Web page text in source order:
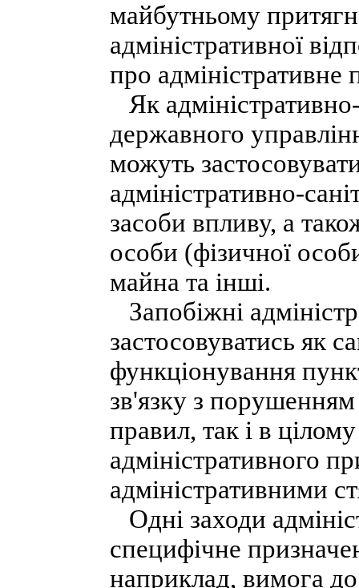
майбутньому
адміністративної
про
Як
державного
можуть
адміністративно-
засоби впливу, а
особи (фізичної
майна та інші.
Запобіжні
застосовуватись як
функціонування
зв'язку з порушенням
правил, так і в
адміністративного
адміністративними
Одні заходи
специфічне
наприклад, вимога